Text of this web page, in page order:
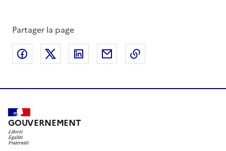
Partager la page
Partager sur Facebook
Partager sur XPartager sur LinkedIn
Partager par email
GOUVERNEMENT